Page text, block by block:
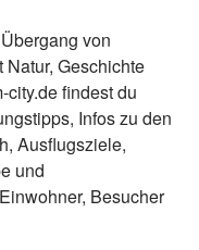
von
Geschichte
findest du
Infos zu den
Ausflugsziele,
und
Besucher